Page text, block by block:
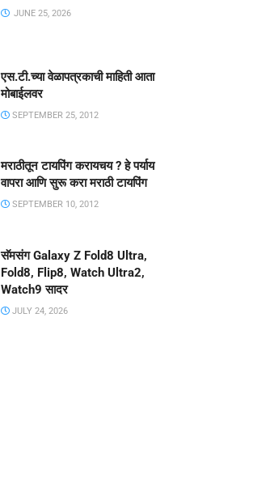
JUNE 25, 2026
एस.टी.च्या वेळापत्रकाची माहिती आता
मोबाईलवर
SEPTEMBER 25, 2012
मराठीतून टायपिंग करायचय ? हे पर्याय
वापरा आणि सुरू करा मराठी टायपिंग
SEPTEMBER 10, 2012
सॅमसंग Galaxy Z Fold8 Ultra,
Fold8, Flip8, Watch Ultra2,
Watch9 सादर
JULY 24, 2026